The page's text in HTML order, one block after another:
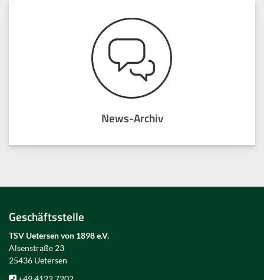
News-Archiv
Geschäftsstelle
TSV Uetersen von 1898 e.V.
Alsenstraße 23
25436 Uetersen